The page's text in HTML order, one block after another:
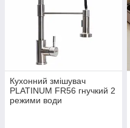
Кухонний змішувач
PLATINUM FR56 гнучкий 2
режими води